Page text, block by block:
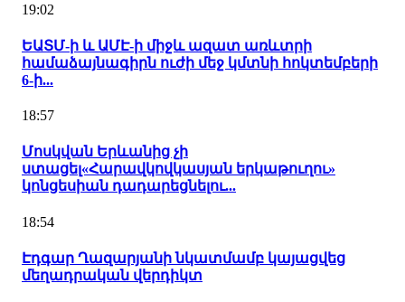
19:02
ԵԱՏՄ-ի և ԱՄԷ-ի միջև ազատ առևտրի
համաձայնագիրն ուժի մեջ կմտնի հոկտեմբերի
6-ի...
18:57
Մոսկվան Երևանից չի
ստացել«Հարավկովկասյան երկաթուղու»
կոնցեսիան դադարեցնելու...
18:54
Էդգար Ղազարյանի նկատմամբ կայացվեց
մեղադրական վերդիկտ